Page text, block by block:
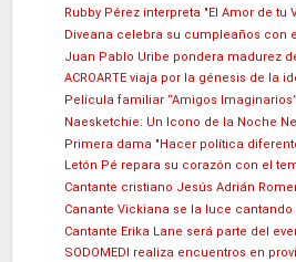
Rubby Pérez interpreta "El Amor de tu
Diveana celebra su cumpleaños con
Juan Pablo Uribe pondera madurez
ACROARTE viaja por la génesis de la
Película familiar “Amigos
Naesketchie: Un Icono de la Noche
Primera dama "Hacer política
Letón Pé repara su corazón con el
Cantante cristiano Jesús Adrián
Canante Vickiana se la luce cantando
Cantante Erika Lane será parte del
SODOMEDI realiza encuentros en